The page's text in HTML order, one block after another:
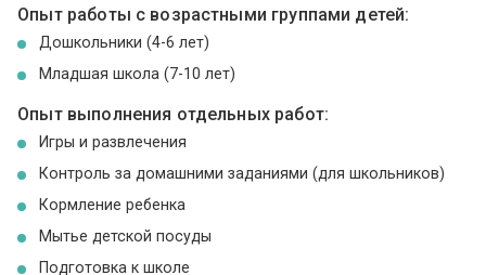
Опыт работы с возрастными группами детей:
Дошкольники (4-6 лет)
Младшая школа (7-10 лет)
Опыт выполнения отдельных работ:
Игры и развлечения
Контроль за домашними заданиями (для школьников)
Кормление ребенка
Мытье детской посуды
Подготовка к школе